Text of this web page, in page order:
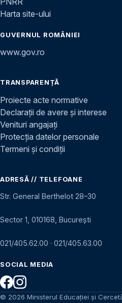
Harta site-ului
GUVERNUL ROMÂNIEI
www.gov.ro
TRANSPARENȚĂ
Proiecte acte normative
Declarații de avere și interese
Venituri angajați
Protecția datelor personale
Termeni și condiții
ADRESĂ // TELEFOANE
Str. General Berthelot 28–30
Sector 1, 010168, București
021/405.62.00 · 021/405.63.00
SOCIAL MEDIA
© 2026 Ministerul Educației și